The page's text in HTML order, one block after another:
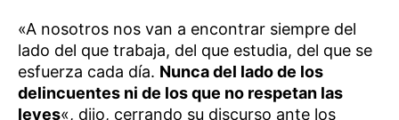
«A nosotros nos van a encontrar siempre del
lado del que trabaja, del que estudia, del que se
esfuerza cada día. Nunca del lado de los
delincuentes ni de los que no respetan las
leyes«, dijo, cerrando su discurso ante los